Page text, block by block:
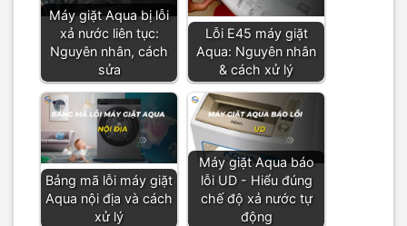
Máy giặt Aqua bị lỗi
xả nước liên tục:
Nguyên nhân, cách
sửa
Lỗi E45 máy giặt
Aqua: Nguyên nhân
& cách xử lý
Bảng mã lỗi máy giặt
Aqua nội địa và cách
xử lý
Máy giặt Aqua báo
lỗi UD - Hiểu đúng
chế độ xả nước tự
động